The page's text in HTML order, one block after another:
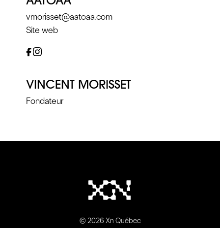
vmorisset@aatoaa.com
Site web
VINCENT MORISSET
Fondateur
© 2026 Xn Québec